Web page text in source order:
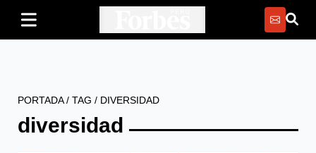
PORTADA/ TAG / DIVERSIDAD
diversidad